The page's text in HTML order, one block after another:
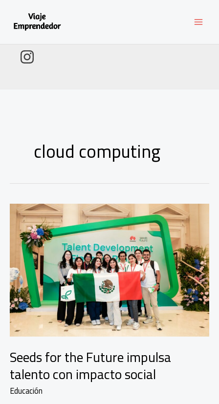
contenido
cloud computing
Seeds for the Future impulsa
talento con impacto social
Educación